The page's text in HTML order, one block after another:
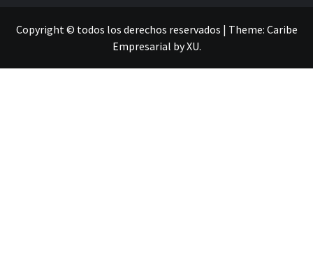
Copyright © todos los derechos reservados | Theme: Caribe
Empresarial byXU.